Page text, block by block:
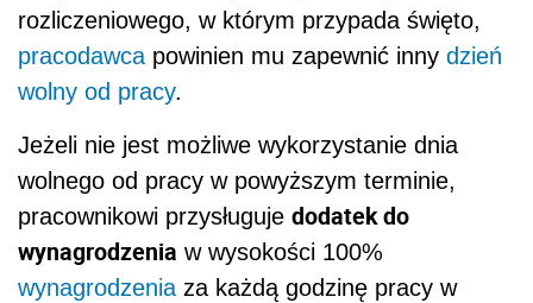
rozliczeniowego, w którym przypada święto,
pracodawcapowinien mu zapewnić inny dzień
wolny od pracy.
Jeżeli nie jest możliwe wykorzystanie dnia
wolnego od pracy w powyższym terminie,
pracownikowi przysługuje dodatek do
wynagrodzenia w wysokości 100%
wynagrodzeniaza każdą godzinę pracy w